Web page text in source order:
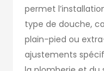
permet
type de douche,
plain-pied ou
ajustements